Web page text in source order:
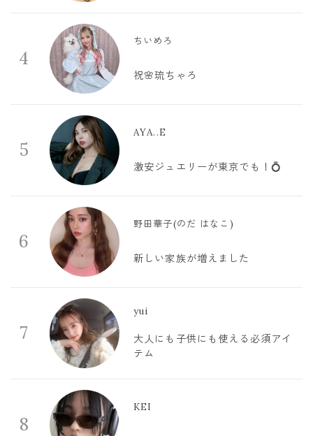
4
ちいめろ
祝🌸琉ちゃろ
5
AYA..E
激安ジュエリーが東京でも！💍
6
野田華子(のだ はなこ)
新しい家族が増えました
7
yui
大人にも子供にも使える必須アイ
テム
8
KEI